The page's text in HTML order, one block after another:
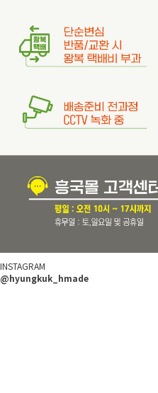
INSTAGRAM
@hyungkuk_hmade